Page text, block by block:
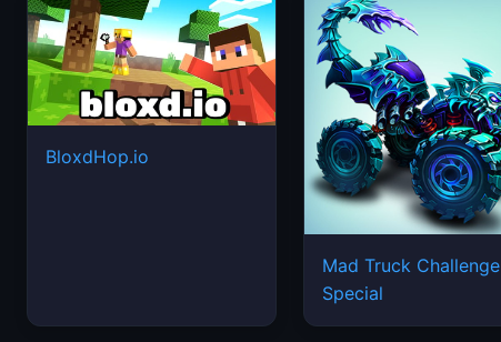
BloxdHop.io
Mad Truck Challenge
Special